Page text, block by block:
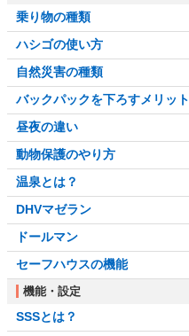
乗り物の種類
ハシゴの使い方
自然災害の種類
バックパックを下ろすメリット
昼夜の違い
動物保護のやり方
温泉とは？
DHVマゼラン
ドールマン
セーフハウスの機能
機能・設定
SSSとは？